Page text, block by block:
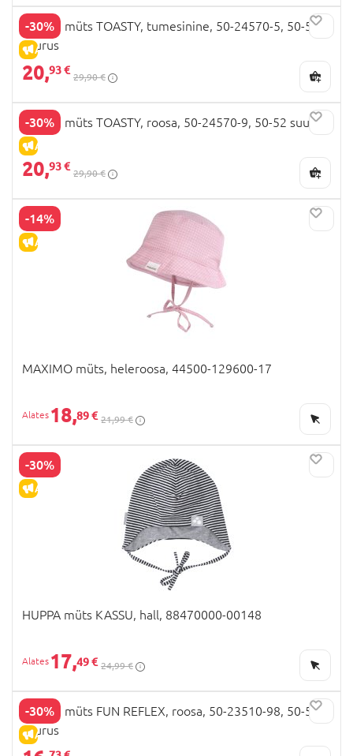
-30%
ALLAHINDLUS
VIKING müts TOASTY, tumesinine, 50-24570-5, 50-52
suurus
20,93 €
29,90 €
-30%
ALLAHINDLUS
VIKING müts TOASTY, roosa, 50-24570-9, 50-52 suurus
20,93 €
29,90 €
-14%
ALLAHINDLUS
MAXIMO müts, heleroosa, 44500-129600-17
18,89 € 21,99 €
-30%
ALLAHINDLUS
HUPPA müts KASSU, hall, 88470000-00148
17,49 € 24,99 €
-30%
ALLAHINDLUS
VIKING müts FUN REFLEX, roosa, 50-23510-98, 50-52
suurus